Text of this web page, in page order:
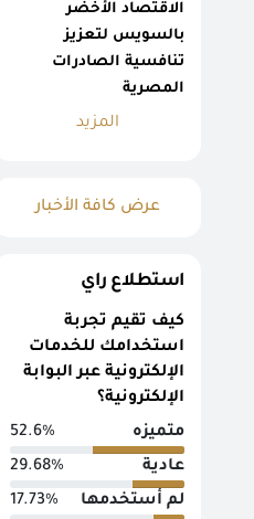
الاقتصاد الأخضر
بالسويس لتعزيز
تنافسية الصادرات
المصرية
المزيد
عرض كافة الأخبار
استطلاع راي
كيف تقيم تجربة
استخدامك للخدمات
الإلكترونية عبر البوابة
الإلكترونية؟
متميزه
52.6%
عادية
29.68%
لم أستخدمها
17.73%